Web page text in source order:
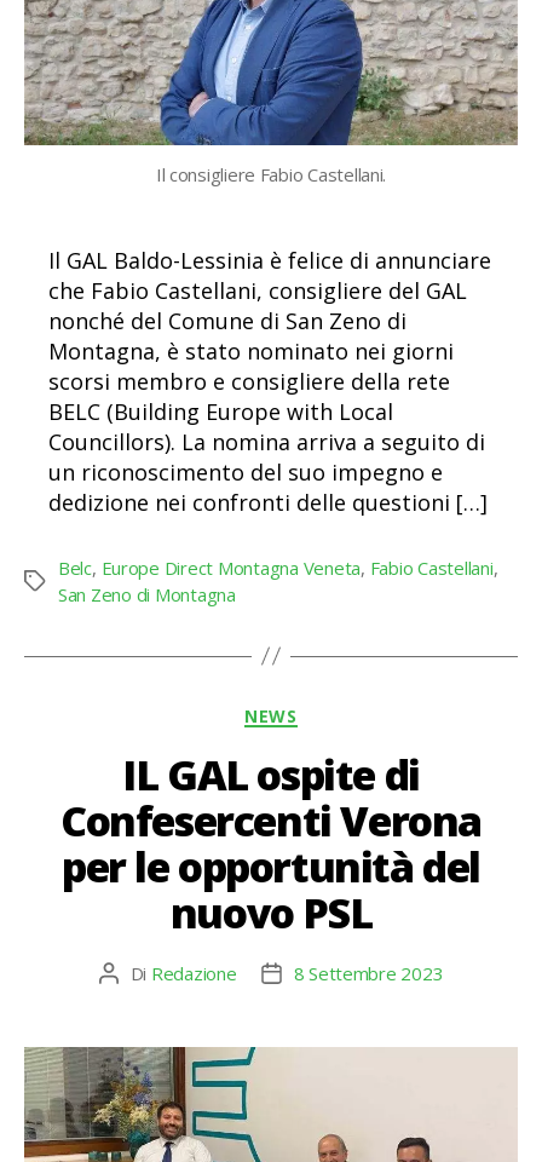
Il consigliere Fabio Castellani.
Il GAL Baldo-Lessinia è felice di annunciare
che Fabio Castellani, consigliere del GAL
nonché del Comune di San Zeno di
Montagna, è stato nominato nei giorni
scorsi membro e consigliere della rete
BELC (Building Europe with Local
Councillors). La nomina arriva a seguito di
un riconoscimento del suo impegno e
dedizione nei confronti delle questioni […]
Tag
Belc, Europe Direct Montagna Veneta, Fabio Castellani,
San Zeno di Montagna
Categorie
NEWS
IL GAL ospite di
Confesercenti Verona
per le opportunità del
nuovo PSL
Autore
Di Redazione
Data8 Settembre 2023